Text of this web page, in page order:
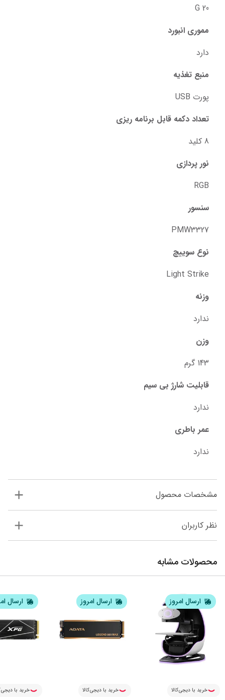
20 G
مموری انبورد
دارد
منبع تغذیه
پورت USB
تعداد دکمه قابل برنامه ریزی
8 کلید
نور پردازی
RGB
سنسور
PMW3327
نوع سوییچ
Light Strike
وزنه
ندارد
وزن
143 گرم
قابلیت شارژ بی سیم
ندارد
عمر باطری
ندارد
مشخصات محصول
نظر کاربران
محصولات مشابه
ارسال امروز
خرید با دیجی‌کالا
ارسال امروز
خرید با دیجی‌کالا
ارسال
خرید با